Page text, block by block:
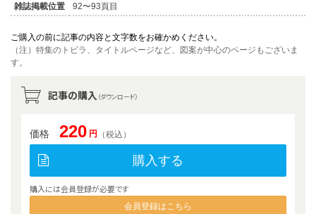
雑誌掲載位置
92〜93頁目
ご購入の前に記事の内容と文字数をお確かめください。
（注）特集のトビラ、タイトルページなど、図案が中心のページもございま
す。
記事の購入 （ダウンロード）
価格 220 円 （税込）
購入する
購入には会員登録が必要です
会員登録はこちら